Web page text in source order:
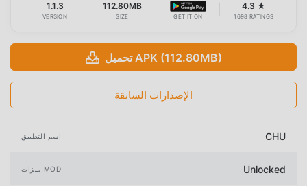
1.1.3
VERSION
112.80MB
SIZE GET IT ON
4.3 ★
1698 RATINGS
تحميل APK (112.80MB)
الإصدارات السابقة
اسم التطبيق CHU
ميزات MOD Unlocked